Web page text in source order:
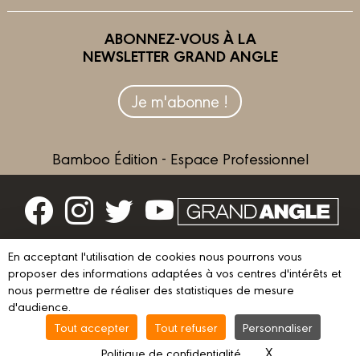
ABONNEZ-VOUS À LA
NEWSLETTER GRAND ANGLE
Je m'abonne !
Bamboo Édition - Espace Professionnel
Contactez-nous
Devenir partenaire
© 2023 GRAND ANGLE Mentions légales
Conditions d’utilisation
En acceptant l'utilisation de cookies nous pourrons vous
proposer des informations adaptées à vos centres d'intérêts et
nous permettre de réaliser des statistiques de mesure
d'audience.
Tout accepter
Tout refuser
Personnaliser
Politique de confidentialité
X